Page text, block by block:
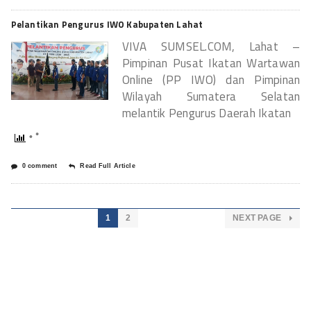
Pelantikan Pengurus IWO Kabupaten Lahat
VIVA SUMSEL.COM, Lahat –
Pimpinan Pusat Ikatan Wartawan
Online (PP IWO) dan Pimpinan
Wilayah Sumatera Selatan
melantik Pengurus Daerah Ikatan
0 comment Read Full Article
1 2 NEXT PAGE